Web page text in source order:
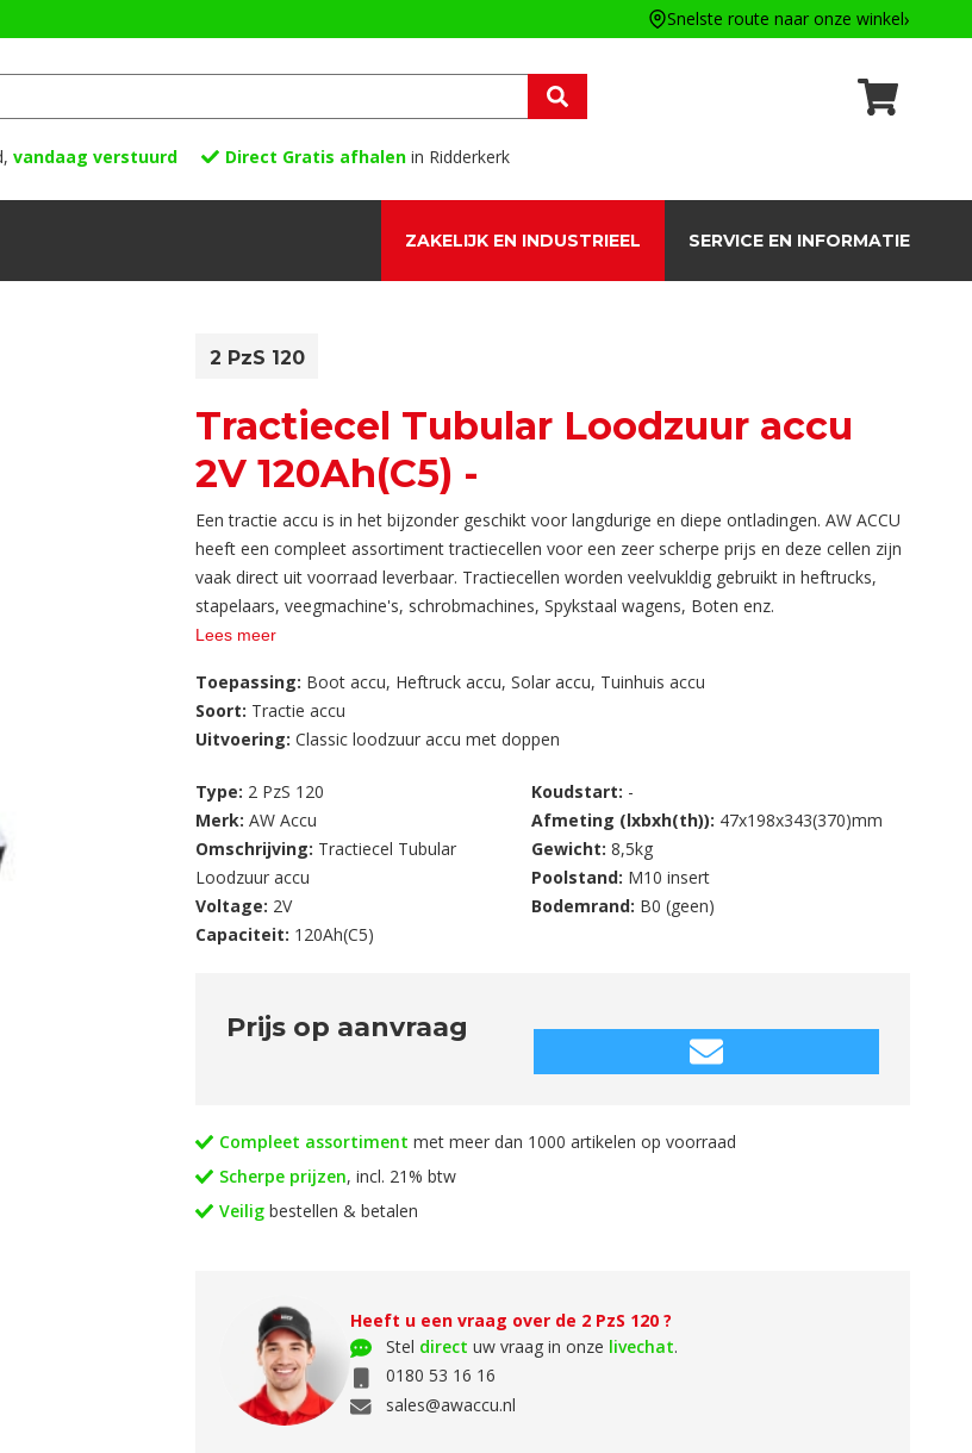
Snelste route naar onze winkel
vandaag verstuurd Direct Gratis afhalen in Ridderkerk
ZAKELIJK EN INDUSTRIEEL SERVICE EN INFORMATIE
2 PzS 120
Tractiecel Tubular Loodzuur accu
2V 120Ah(C5) -
Een tractie accu is in het bijzonder geschikt voor langdurige en diepe ontladingen. AW ACCU
heeft een compleet assortiment tractiecellen voor een zeer scherpe prijs en deze cellen zijn
vaak direct uit voorraad leverbaar. Tractiecellen worden veelvukldig gebruikt in heftrucks,
stapelaars, veegmachine's, schrobmachines, Spykstaal wagens, Boten enz.
Lees meer
Toepassing: Boot accu, Heftruck accu, Solar accu, Tuinhuis accu
Soort: Tractie accu
Uitvoering: Classic loodzuur accu met doppen
Type: 2 PzS 120
Merk: AW Accu
Omschrijving: Tractiecel Tubular
Loodzuur accu
Voltage: 2V
Capaciteit: 120Ah(C5)
Koudstart: -
Afmeting (lxbxh(th)): 47x198x343(370)mm
Gewicht: 8,5kg
Poolstand: M10 insert
Bodemrand: B0 (geen)
Prijs op aanvraag
Compleet assortiment met meer dan 1000 artikelen op voorraad
Scherpe prijzen, incl. 21% btw
Veilig bestellen & betalen
Heeft u een vraag over de 2 PzS 120 ?
Stel direct uw vraag in onze livechat.
0180 53 16 16
sales@awaccu.nl